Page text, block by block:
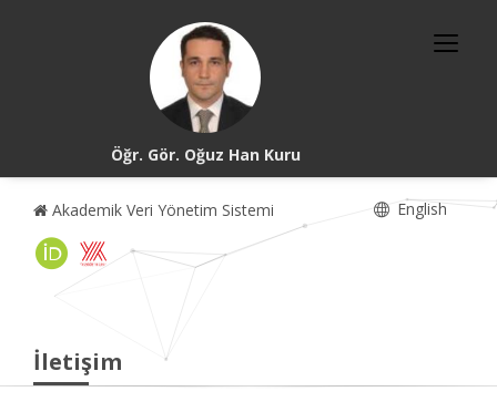
Öğr. Gör. Oğuz Han Kuru
Akademik Veri Yönetim Sistemi English
İletişim